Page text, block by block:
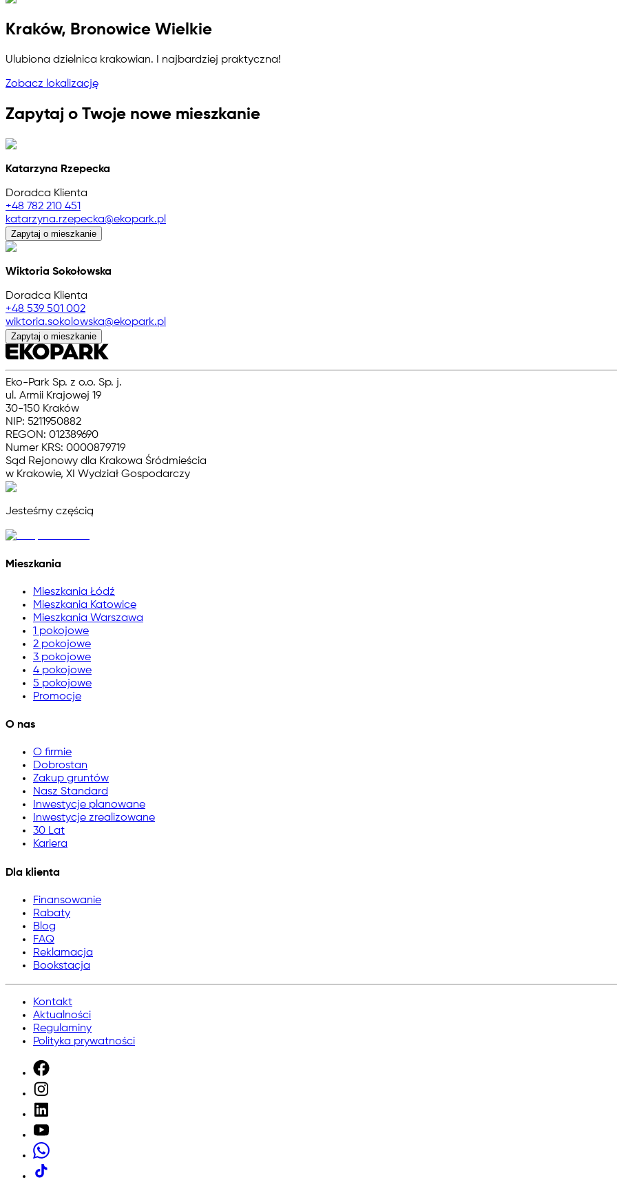
Kraków, Bronowice Wielkie
Ulubiona dzielnica krakowian. I najbardziej praktyczna!
Zobacz lokalizację
Zapytaj o Twoje nowe mieszkanie
Katarzyna Rzepecka
Doradca Klienta
+48 782 210 451
katarzyna.rzepecka@ekopark.pl
Zapytaj o mieszkanie
Wiktoria Sokołowska
Doradca Klienta
+48 539 501 002
wiktoria.sokolowska@ekopark.pl
Zapytaj o mieszkanie
Eko-Park Sp. z o.o. Sp. j.
ul. Armii Krajowej 19
30-150 Kraków
NIP: 5211950882
REGON: 012389690
Numer KRS: 0000879719
Sąd Rejonowy dla Krakowa Śródmieścia
w Krakowie, XI Wydział Gospodarczy
Jesteśmy częścią
Mieszkania
Mieszkania Łódź
Mieszkania Katowice
Mieszkania Warszawa
1 pokojowe
2 pokojowe
3 pokojowe
4 pokojowe
5 pokojowe
Promocje
O nas
O firmie
Dobrostan
Zakup gruntów
Nasz Standard
Inwestycje planowane
Inwestycje zrealizowane
30 Lat
Kariera
Dla klienta
Finansowanie
Rabaty
Blog
FAQ
Reklamacja
Bookstacja
Kontakt
Aktualności
Regulaminy
Polityka prywatności